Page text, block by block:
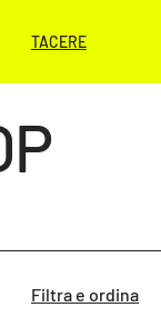
TACERE
Filtra e ordina